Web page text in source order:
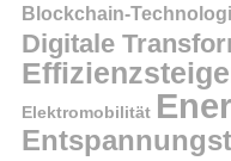
Blockchain-
Digitale
Elektromobilität